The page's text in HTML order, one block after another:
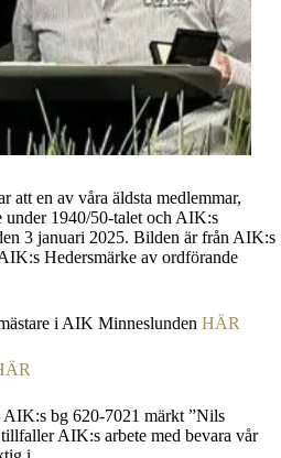
att en av våra äldsta medlemmar,
under 1940/50-talet och AIK:s
3 januari 2025. Bilden är från AIK:s
Hedersmärke av ordförande
i AIK Minneslunden HÄR
bg 620-7021 märkt ”Nils
AIK:s arbete med bevara vår